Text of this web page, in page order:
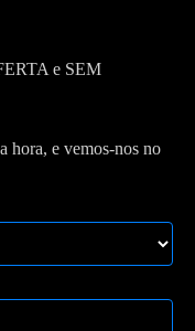
e SEM
hora, e vemos-nos no